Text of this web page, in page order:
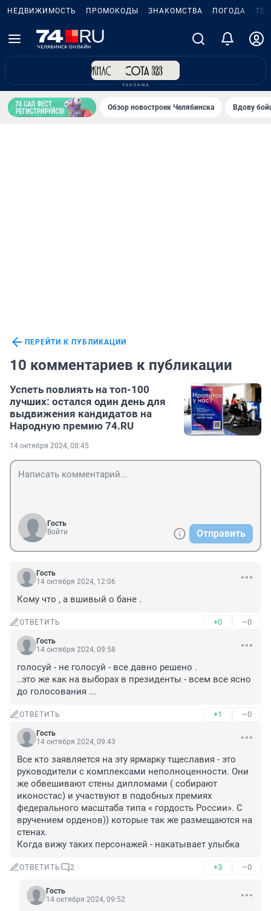
НЕДВИЖИМОСТЬ ПРОМОКОДЫ ЗНАКОМСТВА ПОГОДА
Обзор новостроек Челябинска Вдову
ПЕРЕЙТИ К ПУБЛИКАЦИИ
10 комментариев к публикации
Успеть повлиять на топ-100
лучших: остался один день для
выдвижения кандидатов на
Народную премию 74.RU
14 октября 2024, 08:45
Гость
Войти
Отправить
Гость
14 октября 2024, 12:06
Кому что , а вшивый о бане .
ОТВЕТИТЬ +0 –0
Гость
14 октября 2024, 09:58
голосуй - не голосуй - все давно решено .
..это же как на выборах в президенты - всем все ясно
до голосования ...
ОТВЕТИТЬ +1 –0
Гость
14 октября 2024, 09:43
Все кто заявляется на эту ярмарку тщеславия - это
руководители с комплексами неполноценности. Они
же обвешивают стены дипломами ( собирают
иконостас) и участвуют в подобных премиях
федерального масштаба типа « гордость России». С
вручением орденов)) которые так же размещаются на
стенах.
Когда вижу таких персонажей - накатывает улыбка
ОТВЕТИТЬ 2 +3 –0
Гость
14 октября 2024, 09:52